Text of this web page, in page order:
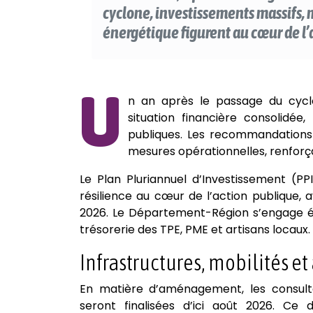
cyclone, investissements
énergétique figurent au cœur de
U
n an après le passage du
situation financière
publiques. Les
mesures opérationnelles,
Le Plan Pluriannuel d’Investissement
résilience au cœur de l’action publique,
2026. Le Département-Région
trésorerie des TPE, PME et artisans locaux.
Infrastructures, mobilités
En matière d’aménagement, les
seront finalisées d’ici août 2026. Ce